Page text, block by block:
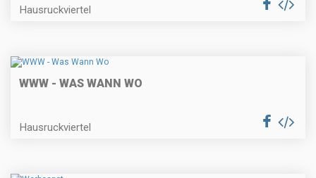
Hausruckviertel
WWW - WAS WANN WO
Hausruckviertel